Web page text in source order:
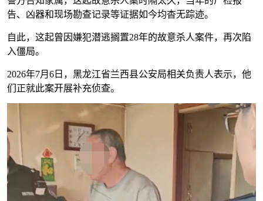
告、凶器和现场勘查记录等证据如今均杳无踪迹。
自此，这起曾因嫌犯潜逃搁置28年的故意杀人案件，再次陷
入僵局。
2026年7月6日，黑龙江省兰西县公安局相关负责人表示，他
们正就此案开展补充侦查。